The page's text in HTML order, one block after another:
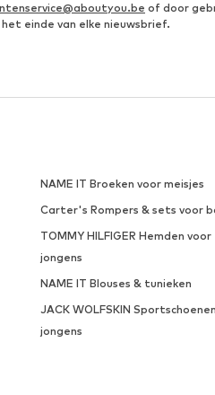
of door
einde van elke nieuwsbrief.
NAME IT Broeken voor meisjes
Carter's Rompers & sets voor
TOMMY HILFIGER Hemden voor
jongens
NAME IT Blouses & tunieken
JACK WOLFSKIN
jongens